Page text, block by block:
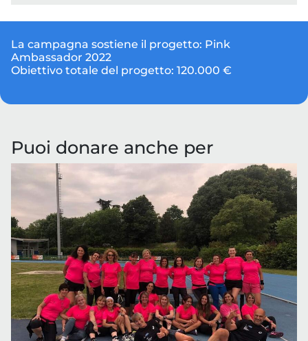
La campagna sostiene il progetto: Pink
Ambassador 2022
Obiettivo totale del progetto: 120.000 €
Puoi donare anche per